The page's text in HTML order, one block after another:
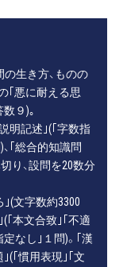
の生き方、ものの
｢悪に耐える思
数９)｡
明記述｣(｢字数指
｢総合的知識問
り、設問を20数分
｣(文字数約3300
(｢本文合致｣｢不適
なし｣１問)。｢漢
(｢慣用表現｣｢文